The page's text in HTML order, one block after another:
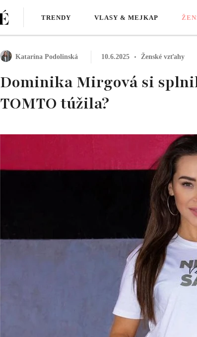
TRENDY VLASY & MEJKAP
Katarína Podolinská 10.6.2025 Ženské vzťahy
Dominika Mirgová si
TOMTO túžila?